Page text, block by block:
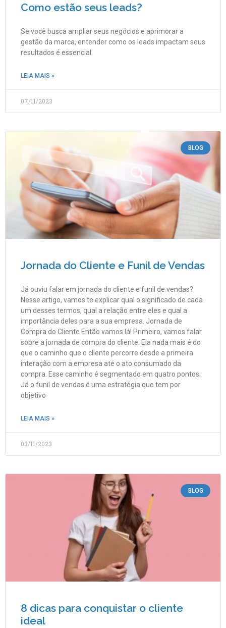
Como estão seus leads?
Se você busca ampliar seus negócios e aprimorar a
gestão da marca, entender como os leads impactam seus
resultados é essencial.
LEIA MAIS »
07/11/2023
BLOG
Jornada do Cliente e Funil de Vendas
Já ouviu falar em jornada do cliente e funil de vendas?
Nesse artigo, vamos te explicar qual o significado de cada
um desses termos, qual a relação entre eles e qual a
importância deles para a sua empresa. Jornada de
Compra do Cliente Então vamos lá! Primeiro, vamos falar
sobre a jornada de compra do cliente. Ela nada mais é do
que o caminho que o cliente percorre desde a primeira
interação com a empresa até o ato consumado da
compra. Esse caminho é segmentado em quatro pontos:
Já o funil de vendas é uma estratégia que tem por
objetivo
LEIA MAIS »
03/11/2023
BLOG
8 dicas para conquistar o cliente
ideal